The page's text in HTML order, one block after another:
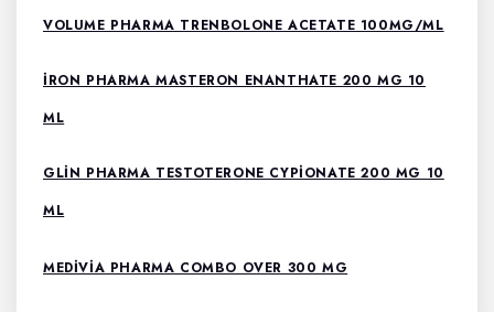
VOLUME PHARMA TRENBOLONE ACETATE 100MG/ML
İRON PHARMA MASTERON ENANTHATE 200 MG 10
ML
GLIN PHARMA TESTOTERONE CYPIONATE 200 MG 10
ML
MEDIVIA PHARMA COMBO OVER 300 MG